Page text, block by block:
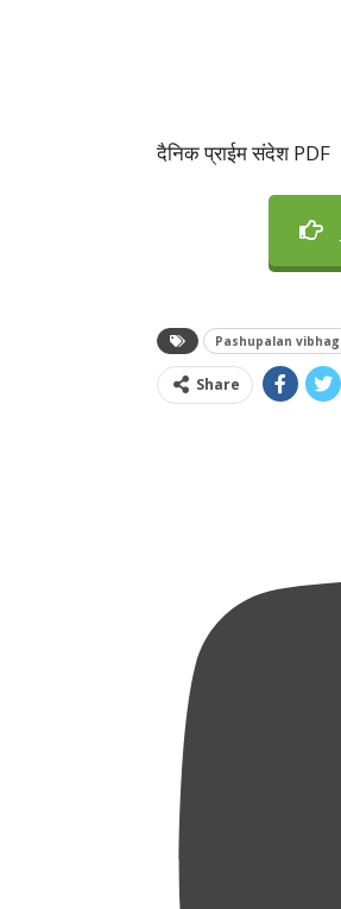
दैनिक प्राईम संदेश PDF
Pashupalan vibhag
Share